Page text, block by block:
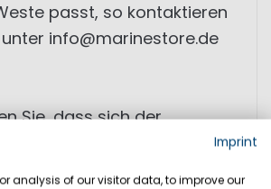
passt, so kontaktieren
info@marinestore.de
Sie, dass sich der
nach dem Produktionsdatum
2020
Imprint
analysis of our visitor data, to improve our